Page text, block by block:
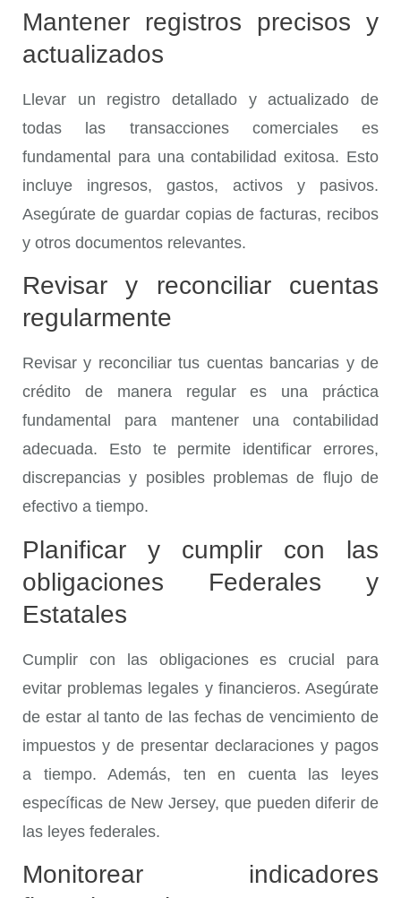
Mantener registros precisos y
actualizados
Llevar un registro detallado y actualizado de
todas las transacciones comerciales es
fundamental para una contabilidad exitosa. Esto
incluye ingresos, gastos, activos y pasivos.
Asegúrate de guardar copias de facturas, recibos
y otros documentos relevantes.
Revisar y reconciliar cuentas
regularmente
Revisar y reconciliar tus cuentas bancarias y de
crédito de manera regular es una práctica
fundamental para mantener una contabilidad
adecuada. Esto te permite identificar errores,
discrepancias y posibles problemas de flujo de
efectivo a tiempo.
Planificar y cumplir con las
obligaciones Federales y
Estatales
Cumplir con las obligaciones es crucial para
evitar problemas legales y financieros. Asegúrate
de estar al tanto de las fechas de vencimiento de
impuestos y de presentar declaraciones y pagos
a tiempo. Además, ten en cuenta las leyes
específicas de New Jersey, que pueden diferir de
las leyes federales.
Monitorear indicadores